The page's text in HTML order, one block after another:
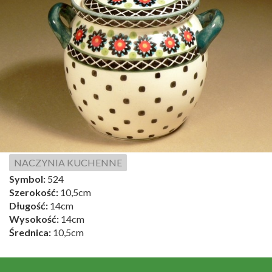
NACZYNIA KUCHENNE
Symbol: 524
Szerokość: 10,5cm
Długość: 14cm
Wysokość: 14cm
Średnica: 10,5cm